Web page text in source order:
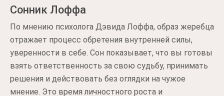
Сонник Лоффа
По мнению психолога Дэвида Лоффа, образ жеребца
отражает процесс обретения внутренней силы,
уверенности в себе. Сон показывает, что вы готовы
взять ответственность за свою судьбу, принимать
решения и действовать без оглядки на чужое
мнение. Это время личностного роста и